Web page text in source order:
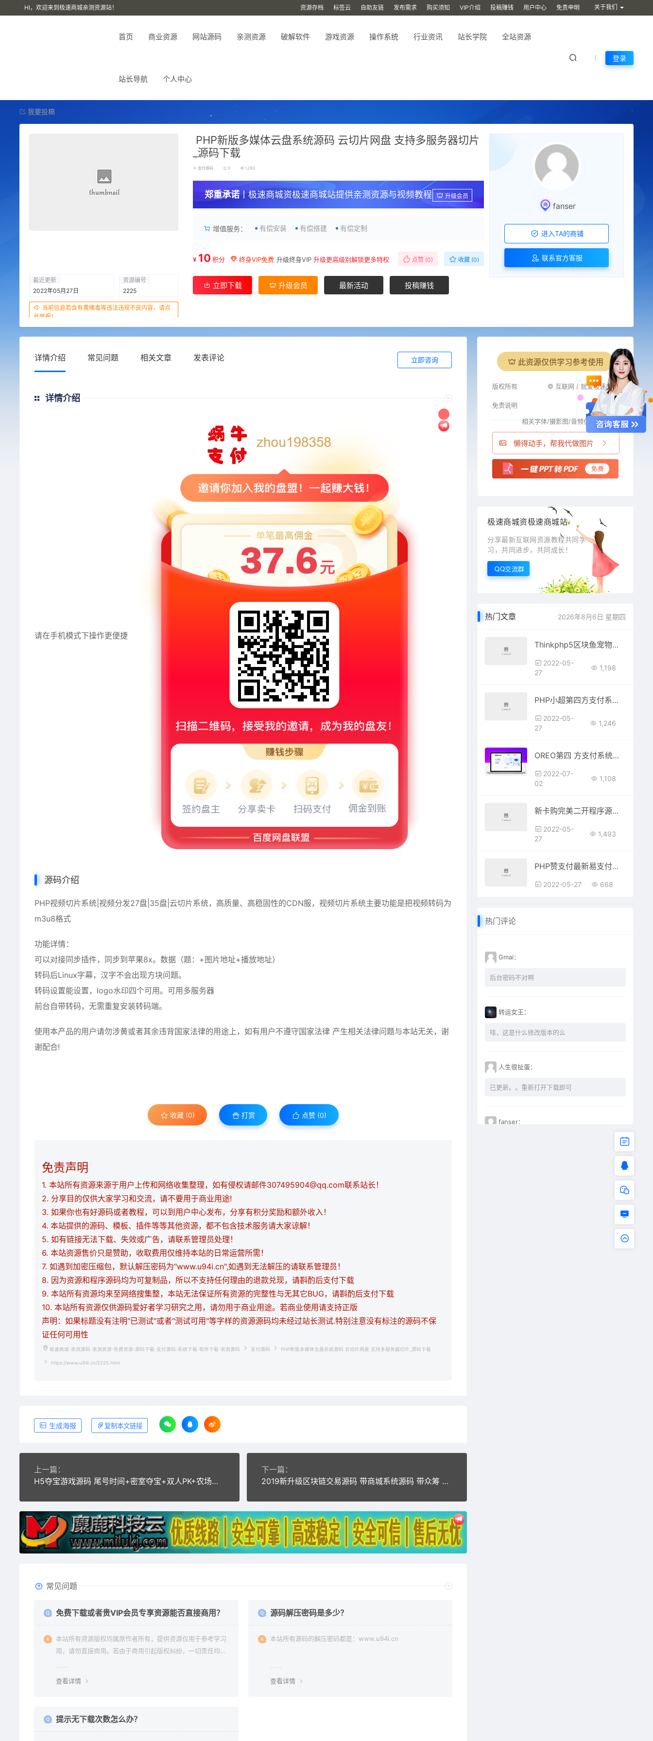
HI，欢迎来到极速商城亲测资源站！ 资源存档 标签云 自助友链 发布需求 购买须知 VIP介绍 投稿赚钱 用户中心 免责申明 关于我们
首页 商业资源 网站源码 亲测资源 破解软件 游戏资源 操作系统 行业资讯 站长学院 全站资源
站长导航 个人中心
登录
我要投稿
最近更新
2022年05月27日
资源编号
2225
当前信息若含有黄赌毒等违法违规不良内容，请点
此举报！
PHP新版多媒体云盘系统源码 云切片网盘 支持多服务器切片
_源码下载
支付源码 0 1,283
郑重承诺丨极速商城资极速商城站提供亲测资源与视频教程 升级会员
增值服务： 有偿安装 有偿搭建 有偿定制
¥ 10 积分 终身VIP免费 升级终身VIP 升级更高级别解锁更多特权 点赞 (0) 收藏 (0)
立即下载 升级会员 最新活动 投稿赚钱
fanser
进入TA的商铺
联系官方客服
详情介绍 常见问题 相关文章 发表评论 立即咨询
详情介绍
请在手机模式下操作更便捷
源码介绍
PHP视频切片系统|视频分发27盘|35盘|云切片系统，高质量、高稳固性的CDN服，视频切片系统主要功能是把视频转码为
m3u8格式
功能详情：
可以对接同步插件，同步到苹果8x。数据（题：+图片地址+播放地址）
转码后Linux字幕，汉字不会出现方块问题。
转码设置能设置，logo水印四个可用。可用多服务器
前台自带转码，无需重复安装转码端。
使用本产品的用户请勿涉黄或者其余违背国家法律的用途上，如有用户不遵守国家法律 产生相关法律问题与本站无关，谢
谢配合!
收藏 (0) 打赏 点赞 (0)
免责声明
1. 本站所有资源来源于用户上传和网络收集整理，如有侵权请邮件307495904@qq.com联系站长！
2. 分享目的仅供大家学习和交流，请不要用于商业用途!
3. 如果你也有好源码或者教程，可以到用户中心发布，分享有积分奖励和额外收入！
4. 本站提供的源码、模板、插件等等其他资源，都不包含技术服务请大家谅解！
5. 如有链接无法下载、失效或广告，请联系管理员处理！
6. 本站资源售价只是赞助，收取费用仅维持本站的日常运营所需！
7. 如遇到加密压缩包，默认解压密码为"www.u94i.cn",如遇到无法解压的请联系管理员！
8. 因为资源和程序源码均为可复制品，所以不支持任何理由的退款兑现，请斟酌后支付下载
9. 本站所有资源均来至网络搜集整，本站无法保证所有资源的完整性与无其它BUG，请斟酌后支付下载
10. 本站所有资源仅供源码爱好者学习研究之用，请勿用于商业用途。若商业使用请支持正版
声明：如果标题没有注明"已测试"或者"测试可用"等字样的资源源码均未经过站长测试.特别注意没有标注的源码不保
证任何可用性
极速商城-亲测源码-亲测资源-免费资源-源码下载-支付源码-系统下载-软件下载-亲测源码 支付源码 PHP新版多媒体云盘系统源码 云切片网盘 支持多服务器切片_源码下载
https://www.u94i.cn/2225.html
生成海报 复制本文链接
上一篇：
H5夺宝游戏源码 尾号时间+密室夺宝+双人PK+农场大赢家+幸运签到大集合
下一篇：
2019新升级区块链交易源码 带商城系统源码 带众筹 带积分兑换
常见问题
免费下载或者贵VIP会员专享资源能否直接商用？
本站所有资源版权均属原作者所有，提供资源仅用于参考学习
用，请勿直接商用。若由于商用引起版权纠纷，一切责任均由
查看详情
源码解压密码是多少？
本站所有源码的解压密码都是：www.u94i.cn
查看详情
提示无下载次数怎么办？
此资源仅供学习参考使用
版权所有 © 互联网 / 就爱极速商城
免责说明
相关字体/摄影图/音频仅供参考 i
懒得动手，帮我代做图片
极速商城资极速商城站
分享最新互联网资源教程共同学
习，共同进步，共同成长！
QQ交流群
热门文章 2026年8月6日 星期四
Thinkphp5区块鱼宠物养殖系统区块链源码+视频搭建教程
2022-05-
27
1,198
PHP小超第四方支付系统源码_源码下载
2022-05-
27
1,246
OREO第四 方支付系统亲测可用+安装教程
2022-07-
02
1,108
新卡购完美二开程序源码+教程+支付宝、微信、QQ钱包接口_源码下载
2022-05-
27
1,493
PHP赞支付最新易支付系统源码 全新界面
2022-05-27 668
热门评论
Gmai：
后台密码不对啊
转运女王：
哇，这是什么修改版本的么
人生很扯蛋：
已更新。。重新打开下载即可
fanser：